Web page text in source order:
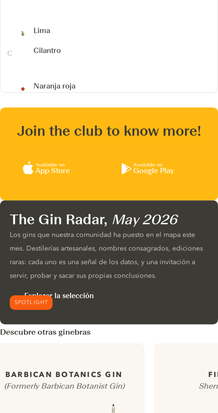
Lima
Cilantro
Naranja roja
Join the club to know more!
Available on
App Store
Available on
Google Play
SPOTLIGHT
The Gin Radar, May 2026
Los gins que nuestra comunidad ha puesto en el mapa este
mes. Destilerías artesanales, nombres consagrados, ediciones
raras: cada uno es una señal de los datos, y una invitación a
servir, probar y sacar sus propias conclusiones.
Explorar la selección
Descubre otras ginebras
BARBICAN BOTANICS GIN
(Formerly Barbican Botanist Gin)